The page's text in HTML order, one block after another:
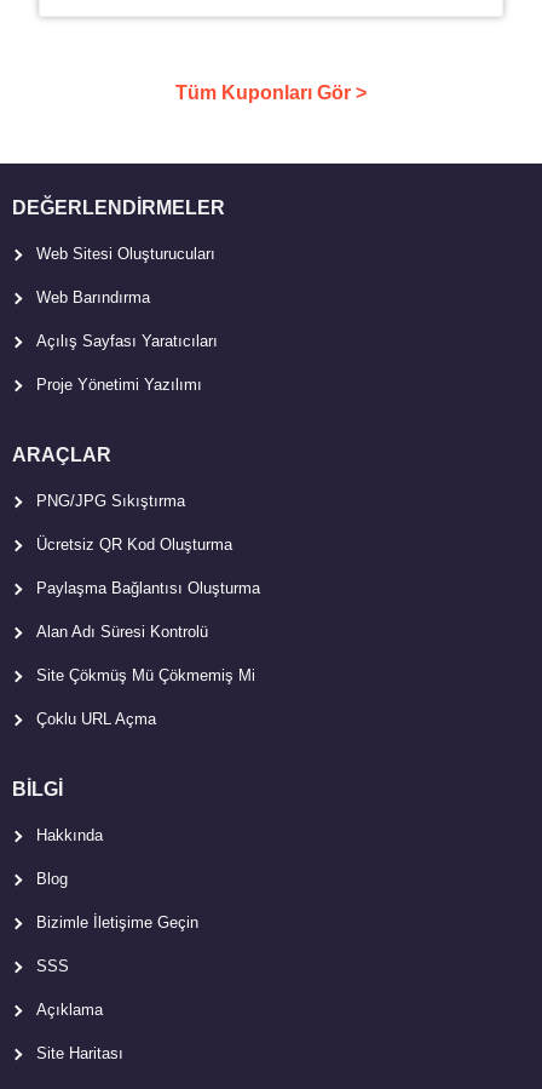
Tüm Kuponları Gör >
DEĞERLENDIRMELER
Web Sitesi Oluşturucuları
Web Barındırma
Açılış Sayfası Yaratıcıları
Proje Yönetimi Yazılımı
ARAÇLAR
PNG/JPG Sıkıştırma
Ücretsiz QR Kod Oluşturma
Paylaşma Bağlantısı Oluşturma
Alan Adı Süresi Kontrolü
Site Çökmüş Mü Çökmemiş Mi
Çoklu URL Açma
BİLGİ
Hakkında
Blog
Bizimle İletişime Geçin
SSS
Açıklama
Site Haritası